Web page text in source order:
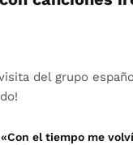
del grupo
«Con el tiempo me